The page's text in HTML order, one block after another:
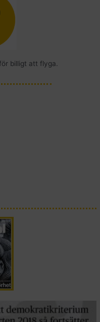
billigt att flyga.